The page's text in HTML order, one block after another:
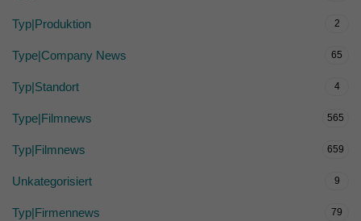
Typ|Produktion 2
Type|Company News 65
Typ|Standort 4
Type|Filmnews 565
Typ|Filmnews 659
Unkategorisiert 9
Typ|Firmennews 79